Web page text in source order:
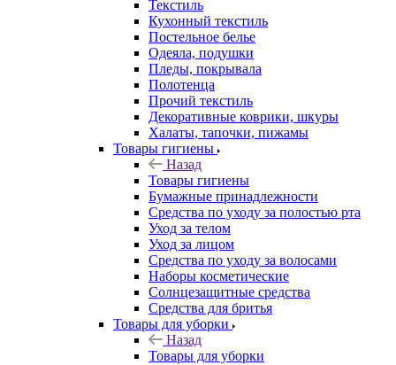
Текстиль
Кухонный текстиль
Постельное белье
Одеяла, подушки
Пледы, покрывала
Полотенца
Прочий текстиль
Декоративные коврики, шкуры
Халаты, тапочки, пижамы
Товары гигиены
Назад
Товары гигиены
Бумажные принадлежности
Средства по уходу за полостью рта
Уход за телом
Уход за лицом
Средства по уходу за волосами
Наборы косметические
Солнцезащитные средства
Средства для бритья
Товары для уборки
Назад
Товары для уборки